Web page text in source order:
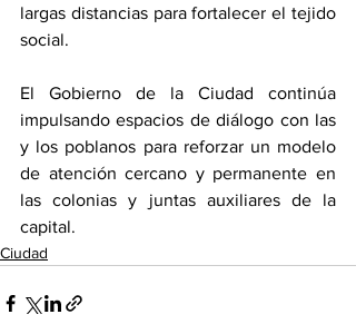
largas distancias para fortalecer el tejido
social.
El Gobierno de la Ciudad continúa
impulsando espacios de diálogo con las
y los poblanos para reforzar un modelo
de atención cercano y permanente en
las colonias y juntas auxiliares de la
capital.
Ciudad